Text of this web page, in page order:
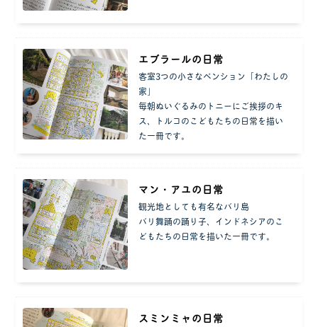
エブラールの日常
客室3つの小さなペンション「わたしの
家」
毎朝ぬいぐるみのトニーにご挨拶のキ
ス、トルコのこどもたちの日常を描い
た一冊です。
マン・アユの日常
観光地としても有名なバリ島
バリ舞踊の踊り子、インドネシアのこ
どもたちの日常を描いた一冊です。
スミンミャの日常